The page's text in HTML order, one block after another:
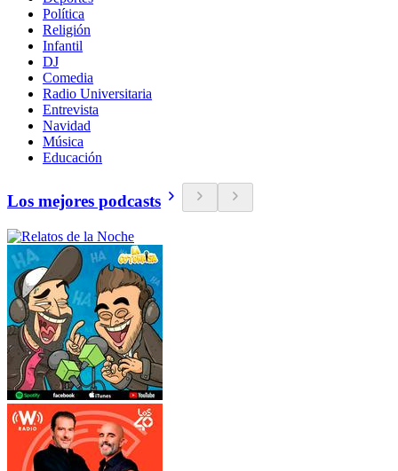
Política
Religión
Infantil
DJ
Comedia
Radio Universitaria
Entrevista
Navidad
Música
Educación
Los mejores podcasts